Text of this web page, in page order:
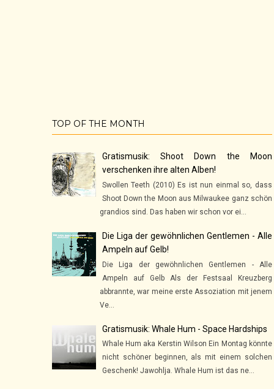
TOP OF THE MONTH
Gratismusik: Shoot Down the Moon
verschenken ihre alten Alben!
Swollen Teeth (2010) Es ist nun einmal so, dass
Shoot Down the Moon aus Milwaukee ganz schön
grandios sind. Das haben wir schon vor ei...
Die Liga der gewöhnlichen Gentlemen - Alle
Ampeln auf Gelb!
Die Liga der gewöhnlichen Gentlemen - Alle
Ampeln auf Gelb Als der Festsaal Kreuzberg
abbrannte, war meine erste Assoziation mit jenem
Ve...
Gratismusik: Whale Hum - Space Hardships
Whale Hum aka Kerstin Wilson Ein Montag könnte
nicht schöner beginnen, als mit einem solchen
Geschenk! Jawohlja. Whale Hum ist das ne...